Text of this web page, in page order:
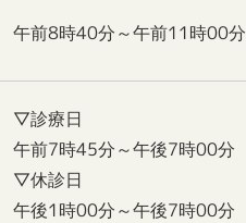
午前8時40分～午前11時00分
▽診療日
午前7時45分～午後7時00分
▽休診日
午後1時00分～午後7時00分